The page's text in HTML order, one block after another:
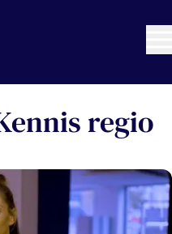
regio